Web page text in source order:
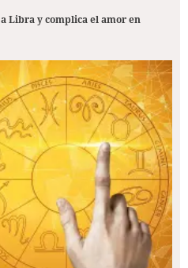
Libra y complica el amor en